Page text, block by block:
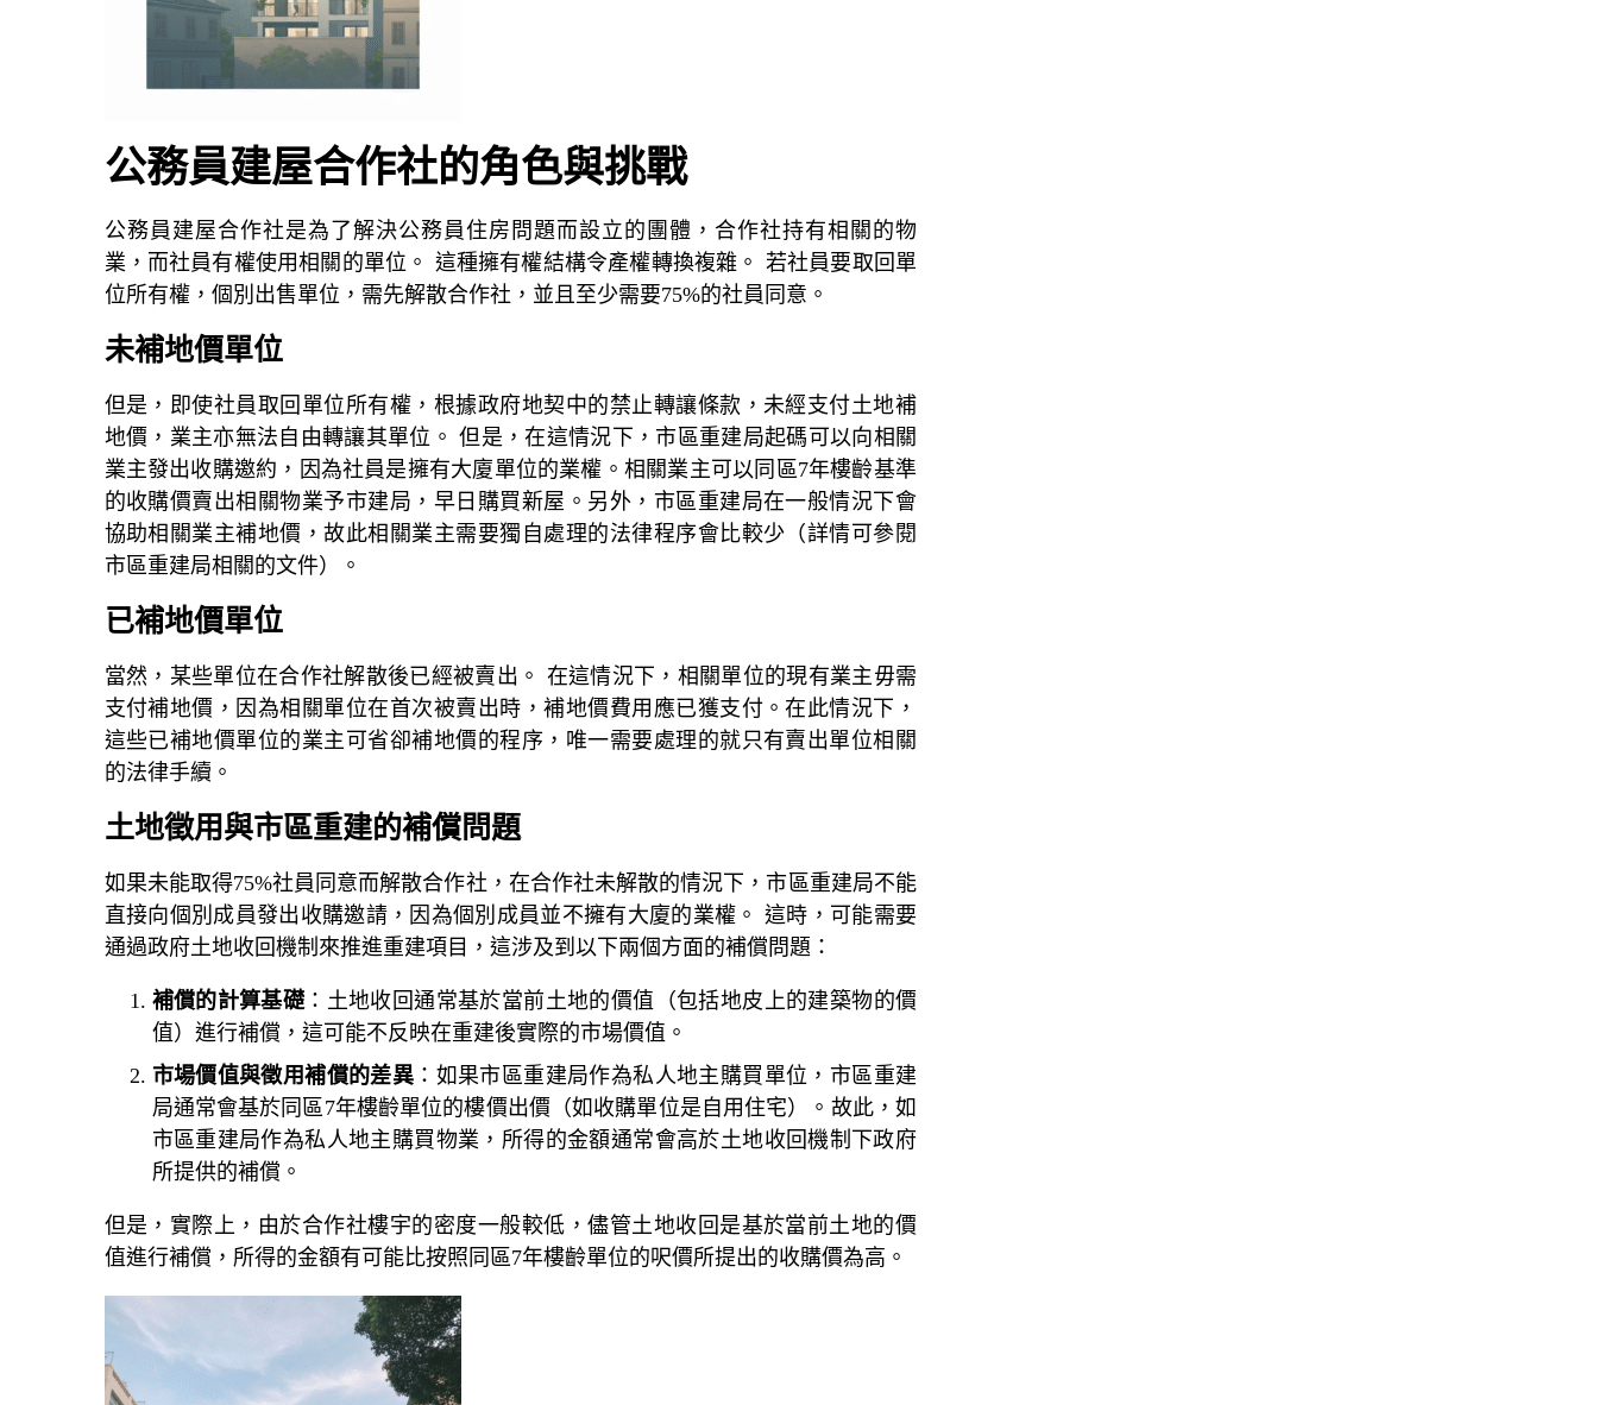
公務員建屋合作社的角色與挑戰
公務員建屋合作社是為了解決公務員住房問題而設立的團體，合作社持有相關的物
業，而社員有權使用相關的單位。 這種擁有權結構令產權轉換複雜。 若社員要取回單
位所有權，個別出售單位，需先解散合作社，並且至少需要75%的社員同意。
未補地價單位
但是，即使社員取回單位所有權，根據政府地契中的禁止轉讓條款，未經支付土地補
地價，業主亦無法自由轉讓其單位。 但是，在這情況下，市區重建局起碼可以向相關
業主發出收購邀約，因為社員是擁有大廈單位的業權。相關業主可以同區7年樓齡基準
的收購價賣出相關物業予市建局，早日購買新屋。另外，市區重建局在一般情況下會
協助相關業主補地價，故此相關業主需要獨自處理的法律程序會比較少（詳情可參閱
市區重建局相關的文件）。
已補地價單位
當然，某些單位在合作社解散後已經被賣出。 在這情況下，相關單位的現有業主毋需
支付補地價，因為相關單位在首次被賣出時，補地價費用應已獲支付。在此情況下，
這些已補地價單位的業主可省卻補地價的程序，唯一需要處理的就只有賣出單位相關
的法律手續。
土地徵用與市區重建的補償問題
如果未能取得75%社員同意而解散合作社，在合作社未解散的情況下，市區重建局不能
直接向個別成員發出收購邀請，因為個別成員並不擁有大廈的業權。 這時，可能需要
通過政府土地收回機制來推進重建項目，這涉及到以下兩個方面的補償問題：
補償的計算基礎：土地收回通常基於當前土地的價值（包括地皮上的建築物的價
值）進行補償，這可能不反映在重建後實際的市場價值。
市場價值與徵用補償的差異 ：如果市區重建局作為私人地主購買單位，市區重建
局通常會基於同區7年樓齡單位的樓價出價（如收購單位是自用住宅）。故此，如
市區重建局作為私人地主購買物業，所得的金額通常會高於土地收回機制下政府
所提供的補償。
但是，實際上，由於合作社樓宇的密度一般較低，儘管土地收回是基於當前土地的價
值進行補償，所得的金額有可能比按照同區7年樓齡單位的呎價所提出的收購價為高。